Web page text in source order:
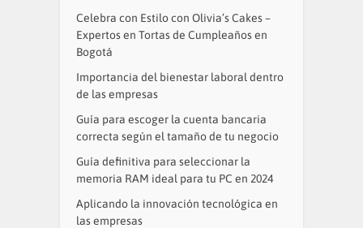
Celebra con Estilo con Olivia’s Cakes –
Expertos en Tortas de Cumpleaños en
Bogotá
Importancia del bienestar laboral dentro
de las empresas
Guía para escoger la cuenta bancaria
correcta según el tamaño de tu negocio
Guía definitiva para seleccionar la
memoria RAM ideal para tu PC en 2024
Aplicando la innovación tecnológica en
las empresas